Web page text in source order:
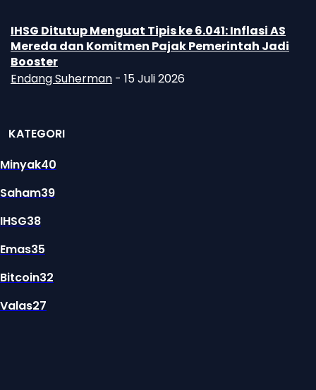
IHSG Ditutup Menguat Tipis ke 6.041: Inflasi AS
Mereda dan Komitmen Pajak Pemerintah Jadi
Booster
Endang Suherman - 15 Juli 2026
KATEGORI
Minyak40
Saham39
IHSG38
Emas35
Bitcoin32
Valas27